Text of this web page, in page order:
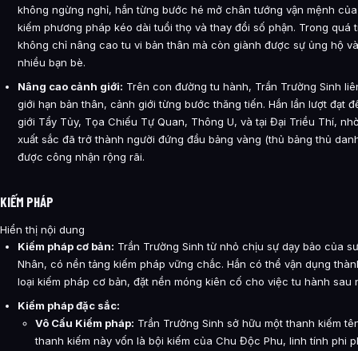
không ngừng nghỉ, hắn từng bước hé mở chân tướng vận mệnh
kiếm phương pháp kéo dài tuổi thọ và thay đổi số phận. Trong quá
không chỉ nâng cao tu vi bản thân mà còn giành được sự ủng hộ
nhiều bạn bè.
Nâng cao cảnh giới: Trên con đường tu hành, Trần Trường Sinh
giới hạn bản thân, cảnh giới từng bước thăng tiến. Hắn lần lượt đạt
giới Tẩy Tủy, Tọa Chiếu Tự Quan, Thông U, và tại Đại Triều Thí,
xuất sắc đã trở thành người đứng đầu bảng vàng (thủ bảng thủ
được công nhận rộng rãi.
KIẾM PHÁP
Hiển thị nội dung
Kiếm pháp cơ bản: Trần Trường Sinh từ nhỏ chịu sự dạy bảo của
Nhân, có nền tảng kiếm pháp vững chắc. Hắn có thể vận dụng
loại kiếm pháp cơ bản, đặt nền móng kiên cố cho việc tu hành sau
Kiếm pháp đặc sắc:
Vô Cấu Kiếm pháp: Trần Trường Sinh sở hữu một thanh kiếm
thanh kiếm này vốn là bội kiếm của Chu Độc Phu, linh tính phi